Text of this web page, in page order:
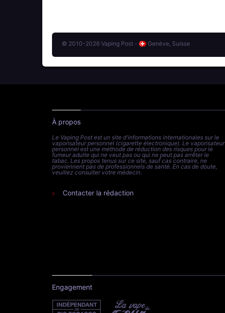
© 2010-2026 Vaping Post - Genève, Suisse
À propos
Le Vaping Post est un site d'informations internationales sur le
vaporisateur personnel (cigarette électronique). Le vaporisateur
personnel est une méthode de réduction des risques pour le
fumeur adulte qui ne veut pas ou qui ne peut pas arrêter le
tabac. Les propos tenus sur ce site, sauf cas contraire, ne
proviennent pas de professionnels de santé. En cas de doute,
veuillez consulter votre médecin.
Contacter la rédaction
Engagement